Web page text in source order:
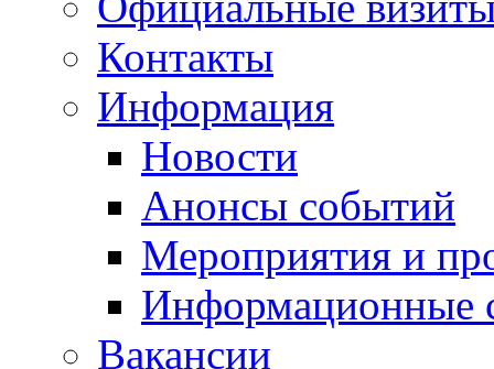
Контакты
Информация
Новости
Анонсы событий
Мероприятия и
Информационные
Вакансии